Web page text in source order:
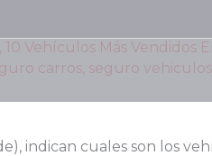
10 Vehículos Más Vendidos
carros, seguro vehiculos,
indican cuales son los